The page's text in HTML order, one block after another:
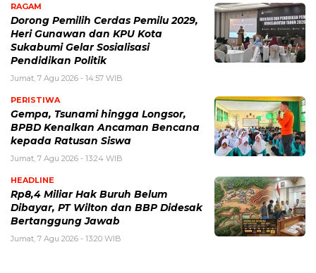
RAGAM
Dorong Pemilih Cerdas Pemilu 2029,
Heri Gunawan dan KPU Kota
Sukabumi Gelar Sosialisasi
Pendidikan Politik
Jumat, 7 Agu 2026 - 14:57 WIB
PERISTIWA
Gempa, Tsunami hingga Longsor,
BPBD Kenalkan Ancaman Bencana
kepada Ratusan Siswa
Jumat, 7 Agu 2026 - 13:24 WIB
HEADLINE
Rp8,4 Miliar Hak Buruh Belum
Dibayar, PT Wilton dan BBP Didesak
Bertanggung Jawab
Jumat, 7 Agu 2026 - 13:20 WIB